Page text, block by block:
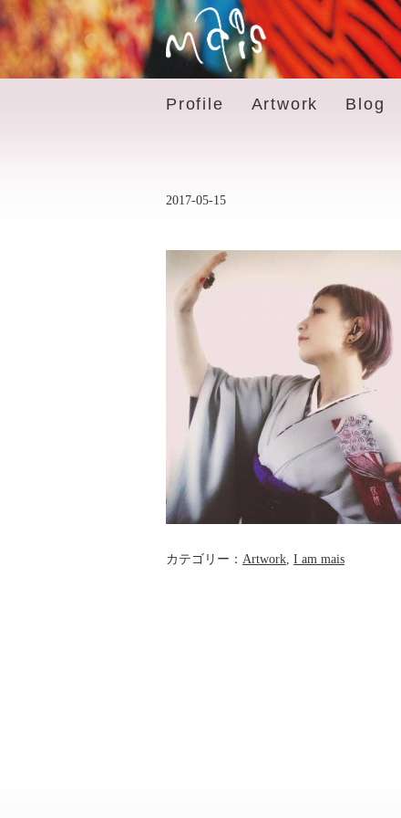
Profile Artwork Blog
2017-05-15
カテゴリー： Artwork, I am mais